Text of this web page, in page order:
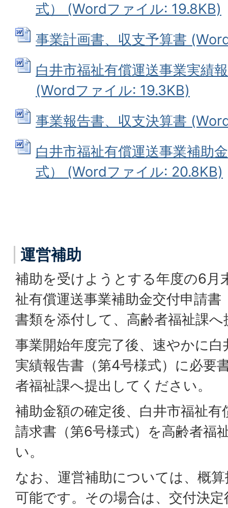
式） (Wordファイル: 19.8KB)
事業計画書、収支予算書
白井市福祉有償運送事業実績
(Wordファイル: 19.3KB)
事業報告書、収支決算書
白井市福祉有償運送事業補助
式） (Wordファイル: 20.8KB)
運営補助
補助を受けようとする年度の6月
祉有償運送事業補助金交付申請
書類を添付して、高齢者福祉課
事業開始年度完了後、速やかに
実績報告書（第4号様式）に必要
者福祉課へ提出してください。
補助金額の確定後、白井市福祉有
請求書（第6号様式）を高齢者福
い。
なお、運営補助については、概
可能です。その場合は、交付決